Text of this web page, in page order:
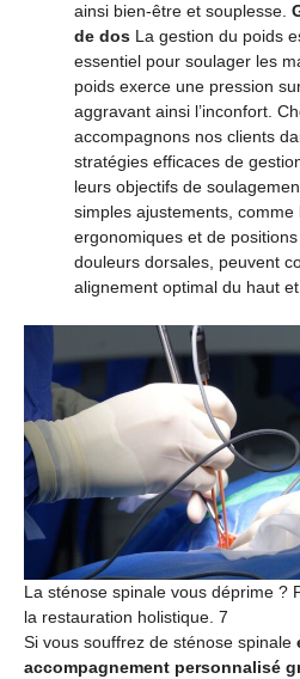
ainsi bien-être et souplesse.
de dos La gestion du poids
essentiel pour soulager les
poids exerce une pression
aggravant ainsi l’inconfort.
accompagnons nos clients
stratégies efficaces de
leurs objectifs de
simples ajustements, comme
ergonomiques et de
douleurs dorsales, peuvent
alignement optimal du haut
La sténose spinale vous déprime ?
la restauration holistique. 7
Si vous souffrez de sténose spinale
accompagnement personnalisé